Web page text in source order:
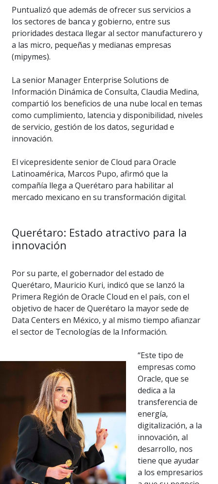
Puntualizó que además de ofrecer sus servicios a
los sectores de banca y gobierno, entre sus
prioridades destaca llegar al sector manufacturero y
a las micro, pequeñas y medianas empresas
(mipymes).
La senior Manager Enterprise Solutions de
Información Dinámica de Consulta, Claudia Medina,
compartió los beneficios de una nube local en temas
como cumplimiento, latencia y disponibilidad, niveles
de servicio, gestión de los datos, seguridad e
innovación.
El vicepresidente senior de Cloud para Oracle
Latinoamérica, Marcos Pupo, afirmó que la
compañía llega a Querétaro para habilitar al
mercado mexicano en su transformación digital.
Querétaro: Estado atractivo para la
innovación
Por su parte, el gobernador del estado de
Querétaro, Mauricio Kuri, indicó que se lanzó la
Primera Región de Oracle Cloud en el país, con el
objetivo de hacer de Querétaro la mayor sede de
Data Centers en México, y al mismo tiempo afianzar
el sector de Tecnologías de la Información.
“Este tipo de
empresas como
Oracle, que se
dedica a la
transferencia de
energía,
digitalización, a la
innovación, al
desarrollo, nos
tiene que ayudar
a los empresarios